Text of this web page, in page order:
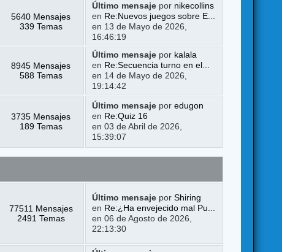
5640 Mensajes
339 Temas
Último mensajepor nikecollins
en Re:Nuevos juegos sobre E...
en 13 de Mayo de 2026,
16:46:19
8945 Mensajes
588 Temas
Último mensajepor kalala
en Re:Secuencia turno en el...
en 14 de Mayo de 2026,
19:14:42
3735 Mensajes
189 Temas
Último mensajepor edugon
en Re:Quiz 16
en 03 de Abril de 2026,
15:39:07
77511 Mensajes
2491 Temas
Último mensajepor Shiring
en Re:¿Ha envejecido mal Pu...
en 06 de Agosto de 2026,
22:13:30